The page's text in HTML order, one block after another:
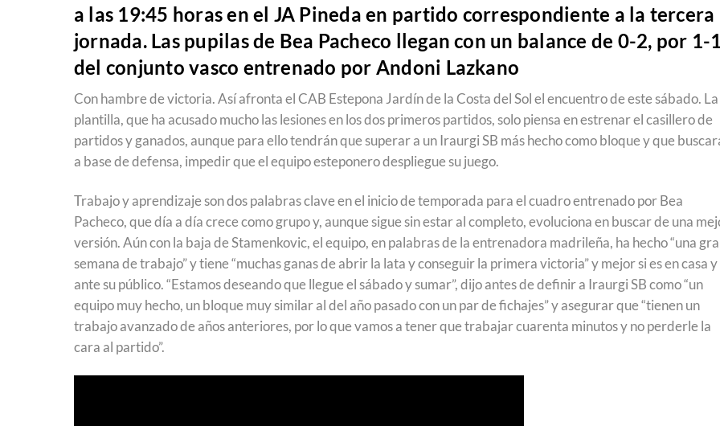
a las 19:45 horas en el JA Pineda en partido correspondiente a la tercera
jornada. Las pupilas de Bea Pacheco llegan con un balance de 0-2, por 1-1
del conjunto vasco entrenado por Andoni Lazkano
Con hambre de victoria. Así afronta el CAB Estepona Jardín de la Costa del Sol el encuentro de este sábado. La
plantilla, que ha acusado mucho las lesiones en los dos primeros partidos, solo piensa en estrenar el casillero de
partidos y ganados, aunque para ello tendrán que superar a un Iraurgi SB más hecho como bloque y que
a base de defensa, impedir que el equipo esteponero despliegue su juego.
Trabajo y aprendizaje son dos palabras clave en el inicio de temporada para el cuadro entrenado por Bea
Pacheco, que día a día crece como grupo y, aunque sigue sin estar al completo, evoluciona en buscar de una
versión. Aún con la baja de Stamenkovic, el equipo, en palabras de la entrenadora madrileña, ha hecho “una
semana de trabajo” y tiene “muchas ganas de abrir la lata y conseguir la primera victoria” y mejor si es en casa y
ante su público. “Estamos deseando que llegue el sábado y sumar”, dijo antes de definir a Iraurgi SB como “un
equipo muy hecho, un bloque muy similar al del año pasado con un par de fichajes” y asegurar que “tienen un
trabajo avanzado de años anteriores, por lo que vamos a tener que trabajar cuarenta minutos y no perderle la
cara al partido”.